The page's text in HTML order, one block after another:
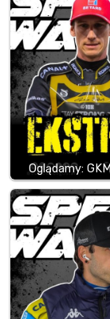
Oglądamy: